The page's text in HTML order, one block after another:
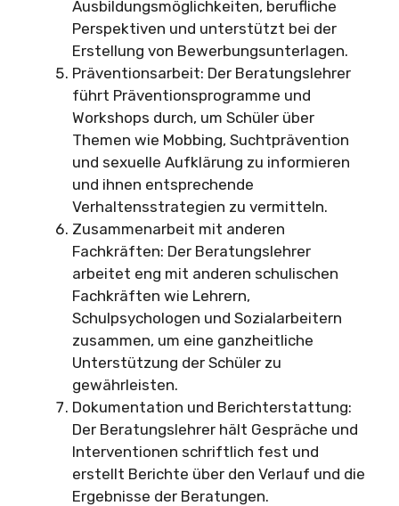
Ausbildungsmöglichkeiten, berufliche
Perspektiven und unterstützt bei der
Erstellung von Bewerbungsunterlagen.
Präventionsarbeit: Der Beratungslehrer
führt Präventionsprogramme und
Workshops durch, um Schüler über
Themen wie Mobbing, Suchtprävention
und sexuelle Aufklärung zu informieren
und ihnen entsprechende
Verhaltensstrategien zu vermitteln.
Zusammenarbeit mit anderen
Fachkräften: Der Beratungslehrer
arbeitet eng mit anderen schulischen
Fachkräften wie Lehrern,
Schulpsychologen und Sozialarbeitern
zusammen, um eine ganzheitliche
Unterstützung der Schüler zu
gewährleisten.
Dokumentation und Berichterstattung:
Der Beratungslehrer hält Gespräche und
Interventionen schriftlich fest und
erstellt Berichte über den Verlauf und die
Ergebnisse der Beratungen.